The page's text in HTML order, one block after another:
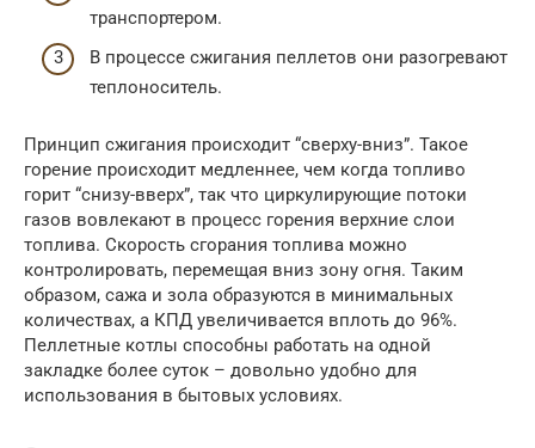
транспортером.
В процессе сжигания пеллетов они разогревают
теплоноситель.
Принцип сжигания происходит “сверху-вниз”. Такое
горение происходит медленнее, чем когда топливо
горит “снизу-вверх”, так что циркулирующие потоки
газов вовлекают в процесс горения верхние слои
топлива. Скорость сгорания топлива можно
контролировать, перемещая вниз зону огня. Таким
образом, сажа и зола образуются в минимальных
количествах, а КПД увеличивается вплоть до 96%.
Пеллетные котлы способны работать на одной
закладке более суток – довольно удобно для
использования в бытовых условиях.